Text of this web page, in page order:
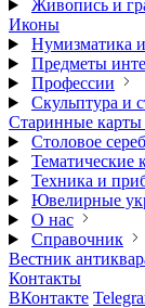
Живопись и
Иконы
Нумизматика
Предметы
Профессии
Скульптура и
Старинные
Столовое
Тематические
Техника и
Ювелирные
О нас
Справочник
Вестник
Контакты
ВКонтакте